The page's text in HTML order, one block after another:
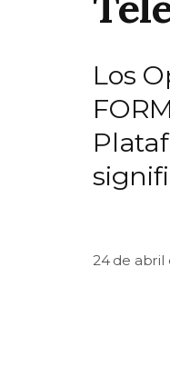
Los
24 de abril